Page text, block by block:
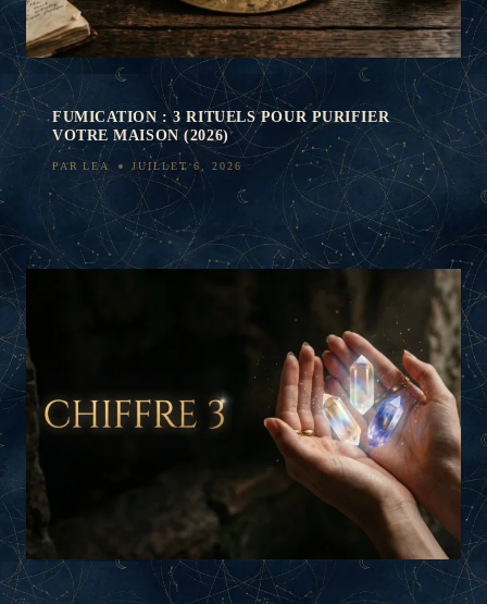
FUMICATION : 3 RITUELS POUR PURIFIER
VOTRE MAISON (2026)
PAR LEA JUILLET 6, 2026